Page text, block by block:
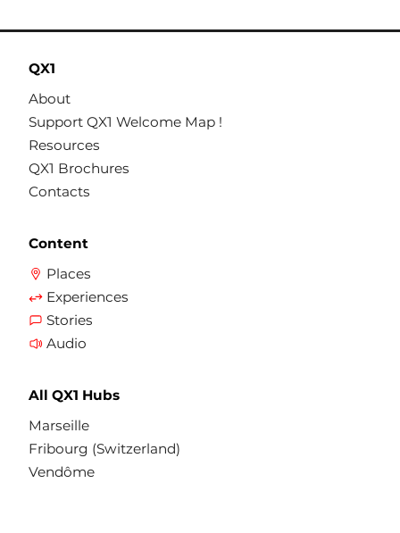
QX1
About
Support QX1 Welcome Map !
Resources
QX1 Brochures
Contacts
Content
Places
Experiences
Stories
Audio
All QX1 Hubs
Marseille
Fribourg (Switzerland)
Vendôme